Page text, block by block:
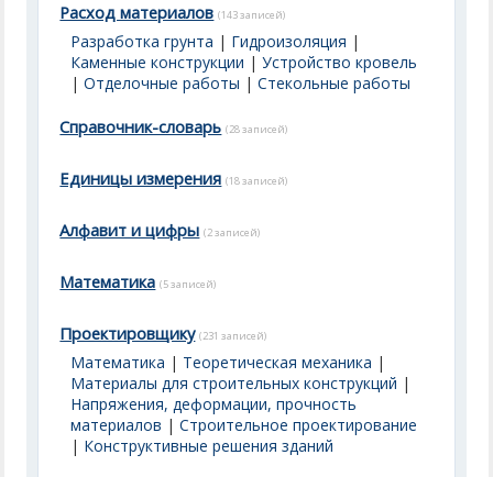
Расход материалов (143 записей)
Разработка грунта | Гидроизоляция |
Каменные конструкции |Устройство кровель
|Отделочные работы |Стекольные работы
Справочник-словарь (28 записей)
Единицы измерения (18 записей)
Алфавит и цифры (2 записей)
Математика (5 записей)
Проектировщику (231 записей)
Математика | Теоретическая механика |
Материалы для строительных конструкций |
Напряжения, деформации, прочность
материалов |Строительное проектирование
| Конструктивные решения зданий